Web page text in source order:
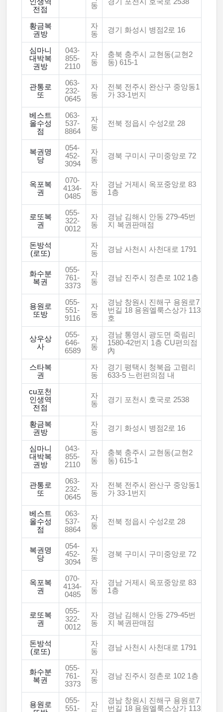
전점
동
황금복
권방
자
동
경기 화성시 병점2로 16
심마니
대박복
권방
043-
855-
2110
자
동
충북 충주시 교현동(교현2
동) 615-1
관통로
또
063-
232-
0645
자
동
전북 전주시 완산구 중앙동1
가 33-1번지
베스트
올수성
점
063-
537-
8864
자
동
전북 정읍시 수성2로 28
복권명
당
054-
452-
3094
자
동
경북 구미시 구미중앙로 72
옥포복
권
070-
4134-
0485
자
동
경남 거제시 옥포중앙로 83
1층
로또복
권
055-
322-
0012
자
동
경남 김해시 안동 279-45번
지 복권판매점
돈방석
(로또)
자
동
경남 사천시 사천대로 1791
화수분
복권
055-
761-
3373
자
동
경남 진주시 정촌로 102 1층
용원로
또방
055-
551-
9116
자
동
경남 창원시 진해구 용원로7
번길 18 용원엘룩스상가 113
호
상우상
사
055-
646-
6589
자
동
경남 통영시 광도면 죽림리
1580-42번지 1층 CU편의점
內
스타복
권
자
동
경기 평택시 청북읍 고렴리
633-5 느런편의점 내
cu포천
인생역
전점
자
동
경기 포천시 호국로 2538
황금복
권방
자
동
경기 화성시 병점2로 16
심마니
대박복
권방
043-
855-
2110
자
동
충북 충주시 교현동(교현2
동) 615-1
관통로
또
063-
232-
0645
자
동
전북 전주시 완산구 중앙동1
가 33-1번지
베스트
올수성
점
063-
537-
8864
자
동
전북 정읍시 수성2로 28
복권명
당
054-
452-
3094
자
동
경북 구미시 구미중앙로 72
옥포복
권
070-
4134-
0485
자
동
경남 거제시 옥포중앙로 83
1층
로또복
권
055-
322-
0012
자
동
경남 김해시 안동 279-45번
지 복권판매점
돈방석
(로또)
자
동
경남 사천시 사천대로 1791
화수분
복권
055-
761-
3373
자
동
경남 진주시 정촌로 102 1층
용원로
055-
551-
자
경남 창원시 진해구 용원로7
번길 18 용원엘룩스상가 113